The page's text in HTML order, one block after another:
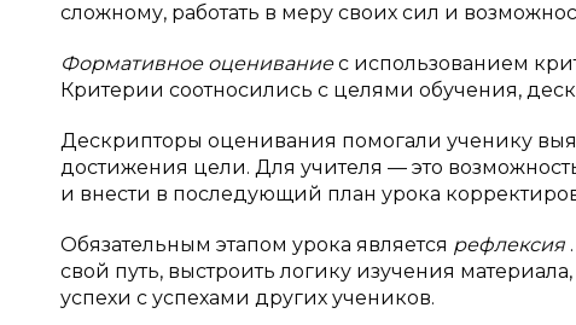
сложному, работать в меру своих сил и
Формативное оцениваниес использованием
Критерии соотносились с целями обучения,
Дескрипторы оценивания помогали ученику
достижения цели. Для учителя — это
и внести в последующий план урока
Обязательным этапом урока является рефлексия
свой путь, выстроить логику изучения
успехи с успехами других учеников.